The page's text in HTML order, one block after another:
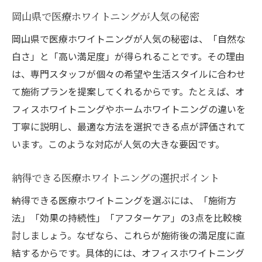
岡山県で医療ホワイトニングが人気の秘密
岡山県で医療ホワイトニングが人気の秘密は、「自然な
白さ」と「高い満足度」が得られることです。その理由
は、専門スタッフが個々の希望や生活スタイルに合わせ
て施術プランを提案してくれるからです。たとえば、オ
フィスホワイトニングやホームホワイトニングの違いを
丁寧に説明し、最適な方法を選択できる点が評価されて
います。このような対応が人気の大きな要因です。
納得できる医療ホワイトニングの選択ポイント
納得できる医療ホワイトニングを選ぶには、「施術方
法」「効果の持続性」「アフターケア」の3点を比較検
討しましょう。なぜなら、これらが施術後の満足度に直
結するからです。具体的には、オフィスホワイトニング